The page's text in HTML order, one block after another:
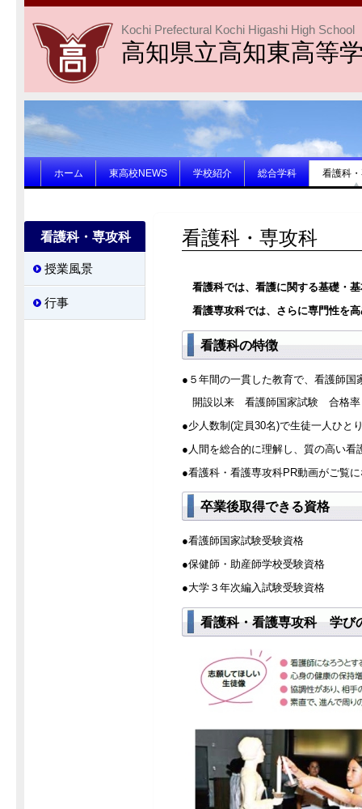
Kochi Prefectural Kochi Higashi High School
高知県立高知東高等
ホーム 東高校NEWS 学校紹介 総合学科 看護科
看護科・専攻科
授業風景
行事
看護科・専攻科
看護科では、看護に関する基礎・
看護専攻科では、さらに専門性を
看護科の特徴
●５年間の一貫した教育で、看護師国
開設以来 看護師国家試験 合格
●少人数制(定員30名)で生徒一人ひと
●人間を総合的に理解し、質の高い
●看護科・看護専攻科PR動画がご覧
卒業後取得できる資格
●看護師国家試験受験資格
●保健師・助産師学校受験資格
●大学３年次編入試験受験資格
看護科・看護専攻科 学び